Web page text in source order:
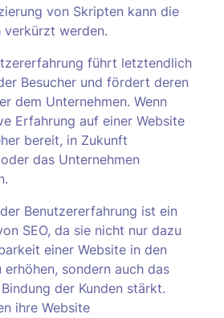
von Skripten kann die
verkürzt werden.
führt letztendlich
Besucher und fördert deren
dem Unternehmen. Wenn
Erfahrung auf einer Website
bereit, in Zukunft
das Unternehmen
Benutzererfahrung ist ein
SEO, da sie nicht nur dazu
einer Website in den
erhöhen, sondern auch das
der Kunden stärkt.
ihre Website